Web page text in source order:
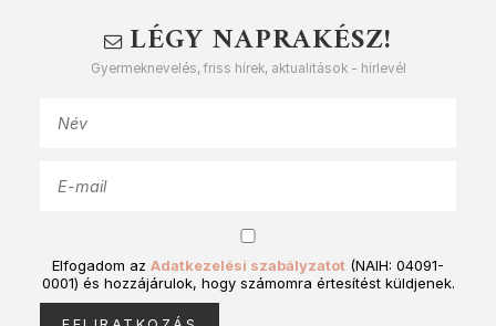
LÉGY NAPRAKÉSZ!
Gyermeknevelés, friss hírek, aktualitások - hírlevél
Elfogadom az Adatkezelési szabályzatot (NAIH: 04091-
0001) és hozzájárulok, hogy számomra értesítést küldjenek.